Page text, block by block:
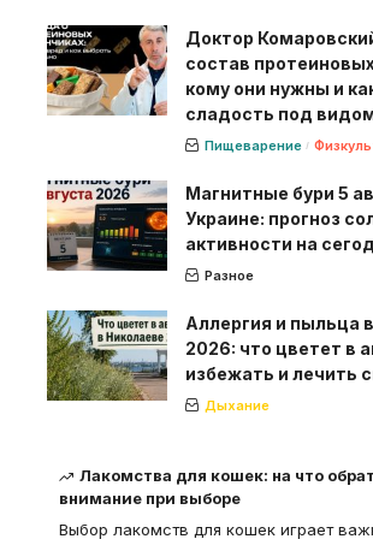
Доктор
состав
кому они нужны и
сладость под
Пищеварение
Магнитные бури 5
Украине: прогноз
активности на
Разное
Аллергия и пыльца
2026: что цветет в
избежать и лечить
Дыхание
Лакомства для кошек: на что
внимание при выборе
Выбор лакомств для кошек играет